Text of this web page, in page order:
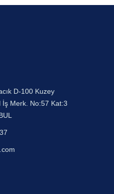
D-100 Kuzey
İş Merk. No:57 Kat:3